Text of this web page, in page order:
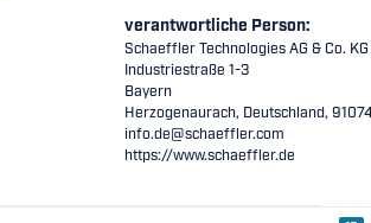
verantwortliche Person:
Schaeffler Technologies AG & Co. KG
Industriestraße 1-3
Bayern
Herzogenaurach, Deutschland,
info.de@schaeffler.com
https://www.schaeffler.de